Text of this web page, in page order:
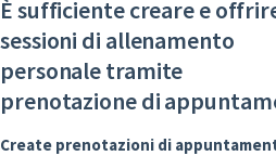
È sufficiente creare e
sessioni di allenamento
personale tramite
prenotazione di
Create prenotazioni di